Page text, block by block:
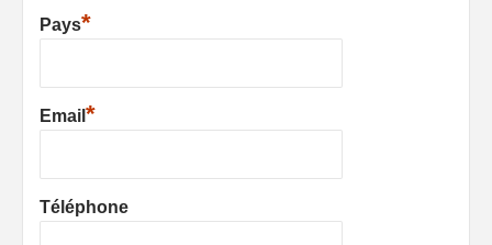
Pays*
Email *
Téléphone